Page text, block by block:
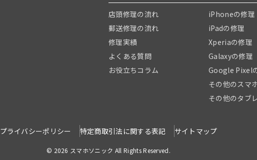
店頭修理の流れ
郵送修理の流れ
修理実績
よくある質問
お役立ちコラム
iPhoneの修理
iPadの修理
Xperiaの修理
Galaxyの修理
Google Pixel
その他のスマ
その他のタブ
プライバシーポリシー 特定商取引法に関する表記 サイトマップ
© 2026 スマホソニック All Rights Reserved.